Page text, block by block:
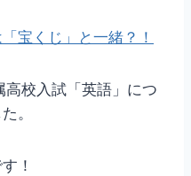
宝くじ」と一緒？！
高校入試「英語」につ
。
！